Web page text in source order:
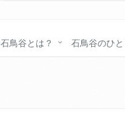
石鳥谷とは？ 石鳥谷のひと